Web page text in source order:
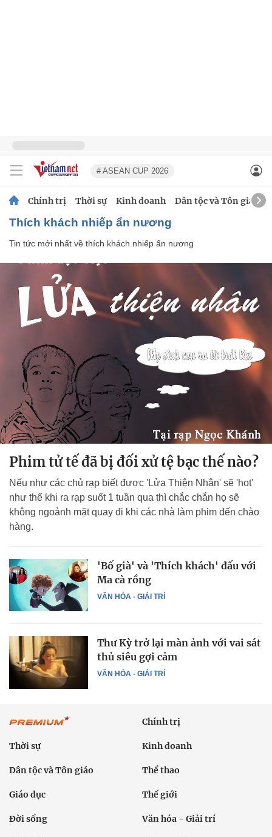
# ASEAN CUP 2026
Chính trị Thời sự Kinh doanh Dân tộc và Tôn giáo
thích khách nhiếp ẩn nương
Tin tức mới nhất về thích khách nhiếp ẩn nương
Phim tử tế đã bị đối xử tệ bạc thế nào?
Nếu như các chủ rạp biết được 'Lửa Thiện Nhân' sẽ 'hot'
như thế khi ra rạp suốt 1 tuần qua thì chắc chắn họ sẽ
không ngoảnh mặt quay đi khi các nhà làm phim đến chào
hàng.
VĂN HÓA - GIẢI TRÍ
'Bố già' và 'Thích khách' đấu với
Ma cà rồng
VĂN HÓA - GIẢI TRÍ
Thư Kỳ trở lại màn ảnh với vai sát
thủ siêu gợi cảm
Chính trị
Thời sự Kinh doanh
Dân tộc và Tôn giáo Thể thao
Giáo dục Thế giới
Đời sống Văn hóa - Giải trí